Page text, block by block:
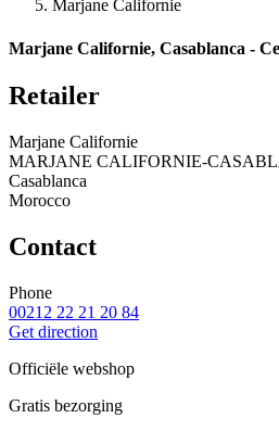
Marjane Californie
Marjane Californie, Casablanca -
Retailer
Marjane Californie
MARJANE CALIFORNIE-
Casablanca
Morocco
Contact
Phone
00212 22 21 20 84
Get direction
Officiële webshop
Gratis bezorging